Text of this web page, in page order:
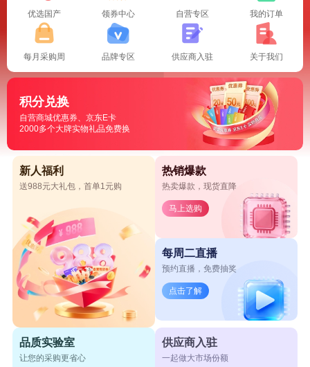
优选国产 领券中心 自营专区 我的订单
每月采购周 品牌专区 供应商入驻 关于我们
积分兑换
自营商城优惠券、京东E卡
2000多个大牌实物礼品免费换
新人福利
送988元大礼包，首单1元购
热销爆款
热卖爆款，现货直降
马上选购
每周二直播
预约直播，免费抽奖
点击了解
品质实验室
让您的采购更省心
供应商入驻
一起做大市场份额